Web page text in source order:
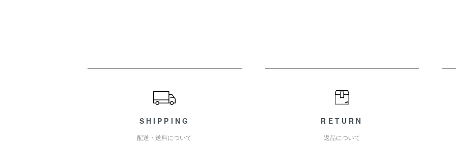
SHIPPING
配送・送料について
RETURN
返品について